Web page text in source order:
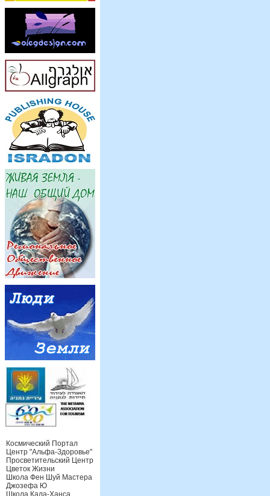
Космический Портал
Центр "Альфа-Здоровье"
Просветительский Центр
Цветок Жизни
Школа Фен Шуй Мастера
Джозефа Ю
Школа Кала-Ханса